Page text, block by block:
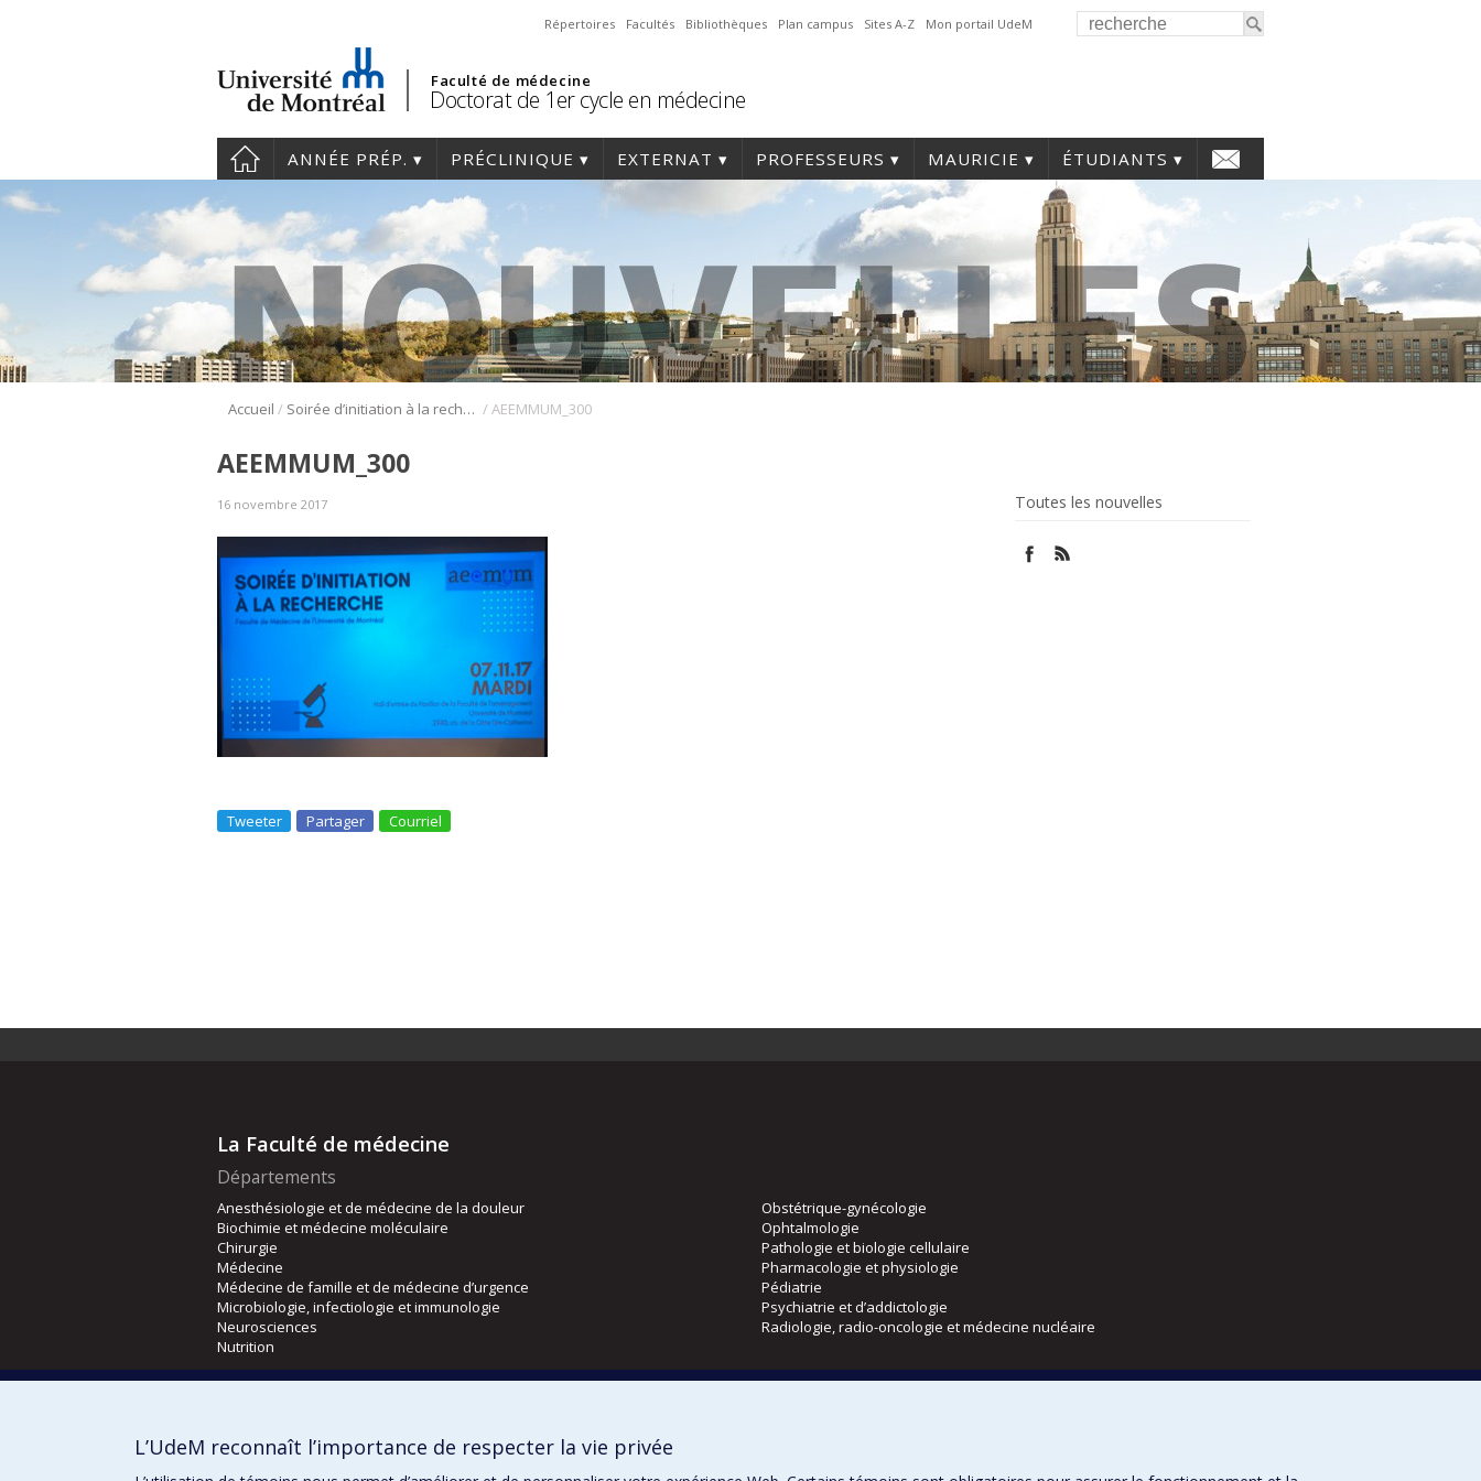
Répertoires Facultés Bibliothèques Plan campus Sites A-Z Mon portail UdeM
Faculté de médecine
Doctorat de 1er cycle en médecine
ANNÉE PRÉP. PRÉCLINIQUE EXTERNAT PROFESSEURS MAURICIE ÉTUDIANTS
Accueil / Soirée d’initiation à la recherche de l’AEEMMUM /AEEMMUM_300
Toutes les nouvelles
AEEMMUM_300
16 novembre 2017
Tweeter Partager Courriel
La Faculté de médecine
Départements
Anesthésiologie et de médecine de la douleur
Biochimie et médecine moléculaire
Chirurgie
Médecine
Médecine de famille et de médecine d’urgence
Microbiologie, infectiologie et immunologie
Neurosciences
Nutrition
Obstétrique-gynécologie
Ophtalmologie
Pathologie et biologie cellulaire
Pharmacologie et physiologie
Pédiatrie
Psychiatrie et d’addictologie
Radiologie, radio-oncologie et médecine nucléaire
Orthophonie et audiologie
L’UdeM reconnaît l’importance de respecter la vie privée